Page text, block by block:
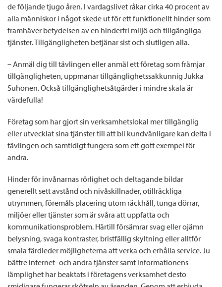
de följande tjugo åren. I vardagslivet råkar cirka 40 procent av
alla människor i något skede ut för ett funktionellt hinder som
framhäver betydelsen av en hinderfri miljö och tillgängliga
tjänster. Tillgängligheten betjänar sist och slutligen alla.
– Anmäl dig till tävlingen eller anmäl ett företag som främjar
tillgängligheten, uppmanar tillgänglighetssakkunnig Jukka
Suhonen. Också tillgänglighetsåtgärder i mindre skala är
värdefulla!
Företag som har gjort sin verksamhetslokal mer tillgänglig
eller utvecklat sina tjänster till att bli kundvänligare kan delta i
tävlingen och samtidigt fungera som ett gott exempel för
andra.
Hinder för invånarnas rörlighet och deltagande bildar
generellt sett avstånd och nivåskillnader, otillräckliga
utrymmen, föremåls placering utom räckhåll, tunga dörrar,
miljöer eller tjänster som är svåra att uppfatta och
kommunikationsproblem. Härtill försämrar svag eller ojämn
belysning, svaga kontraster, bristfällig skyltning eller alltför
smala färdleder möjligheterna att verka och erhålla service. Ju
bättre internet- och andra tjänster samt informationens
lämplighet har beaktats i företagens verksamhet desto